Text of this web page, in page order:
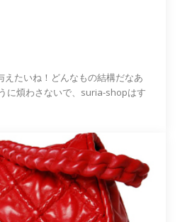
えたいね！どんなもの結構だなあ
に煩わさないで、suria-shopはす